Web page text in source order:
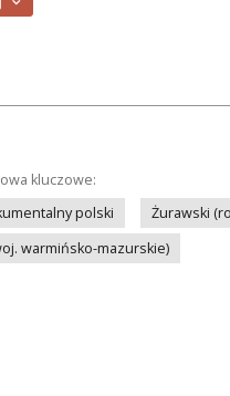
kluczowe:
polski
Żurawski
warmińsko-mazurskie)